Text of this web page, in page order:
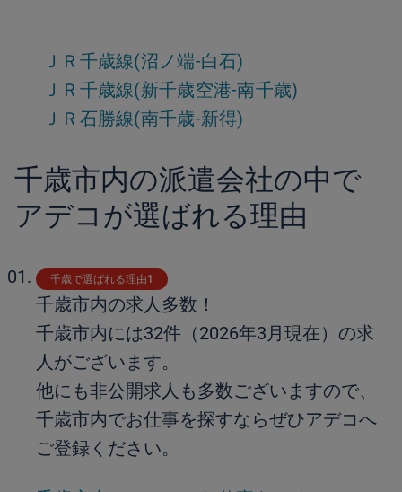
ＪＲ千歳線(沼ノ端-白石)
ＪＲ千歳線(新千歳空港-南千歳)
ＪＲ石勝線(南千歳-新得)
千歳市内の派遣会社の中で
アデコが選ばれる理由
千歳で選ばれる理由1
千歳市内の求人多数！
千歳市内には32件（2026年3月現在）の求
人がございます。
他にも非公開求人も多数ございますので、
千歳市内でお仕事を探すならぜひアデコへ
ご登録ください。